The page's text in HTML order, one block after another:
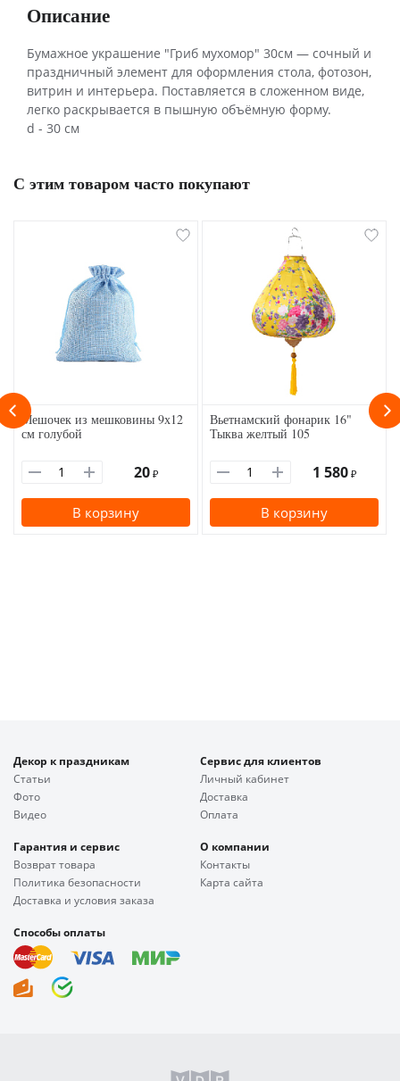
Описание
Бумажное украшение "Гриб мухомор" 30см — сочный и
праздничный элемент для оформления стола, фотозон,
витрин и интерьера. Поставляется в сложенном виде,
легко раскрывается в пышную объёмную форму.
d - 30 см
С этим товаром часто покупают
Мешочек из мешковины 9х12
см голубой
20 ₽
В корзину
Вьетнамский фонарик 16"
Тыква желтый 105
1 580 ₽
В корзину
Декор к праздникам
Статьи
Фото
Видео
Сервис для клиентов
Личный кабинет
Доставка
Оплата
Гарантия и сервис
Возврат товара
Политика безопасности
Доставка и условия заказа
О компании
Контакты
Карта сайта
Способы оплаты